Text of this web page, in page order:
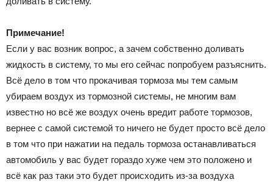
Примечание!
Если у вас возник вопрос, а зачем собственно доливать
жидкость в систему, то мы его сейчас попробуем разъяснить.
Всё дело в том что прокачивая тормоза мы тем самым
убираем воздух из тормозной системы, не многим вам
известно но всё же воздух очень вредит работе тормозов,
вернее с самой системой то ничего не будет просто всё дело
в том что при нажатии на педаль тормоза останавливаться
автомобиль у вас будет гораздо хуже чем это положено и
всё как раз таки это будет происходить из-за воздуха